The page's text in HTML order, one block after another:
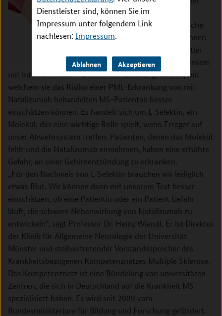
Dienstleister sind, können Sie im
Impressum unter folgendem Link
nachlesen: Impressum.
Ablehnen Akzeptieren
lediglich eine
Blutprobe.
Deutsche
Wissenschaftlerinnen
und Wissenschaftler
haben nun gemeinsam
mit internationalen Partnern ein Molekül gefunden, mit
welchem sie das Risiko einer PML-­Erkrankung von mit
Natalizumab behandelten MS­-Patienten besser
einschätzen können. Es handelt sich um L­-Selektin, ein
Molekül, das eine wichtige Rolle spielt, wenn Erreger auf
unser Abwehrsystem treffen. Patienten, denen das Molekül
fehlt und die Natalizumab einnehmen, haben eine erhöhte
Gefahr, an einer Gehirnentzündung zu erkranken.
„Für den Nachweis von L­-Selektin brauchen wir lediglich
etwas Blut. Wir können dann mit unserem Test besser
einschätzen, ob eine Patientin oder ein Patient Gefahr
läuft, die schwere Nebenwirkung von Natalizumab zu
entwickeln“, sagt Professor Dr. Heinz Wiendl. Er ist Direktor
der Klinik für Allgemeine Neurologie der Universität
Münster und stellvertretender Vorstandssprecher des
Krankheitsbezogenen Kompetenznetzes Multiple Sklerose.
Das Kompetenznetz ist eine Bündelung von universitären
Zentren, die sich in Deutschland auf die Krankheit MS
spezialisiert haben. Es wird seit 2009 vom
Bundesministerium für Bildung und Forschung gefördert.